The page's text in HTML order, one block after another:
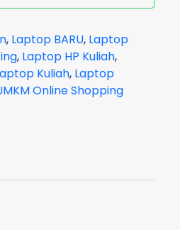
, Laptop BARU, Laptop
, Laptop HP Kuliah,
Kuliah, Laptop
Online Shopping